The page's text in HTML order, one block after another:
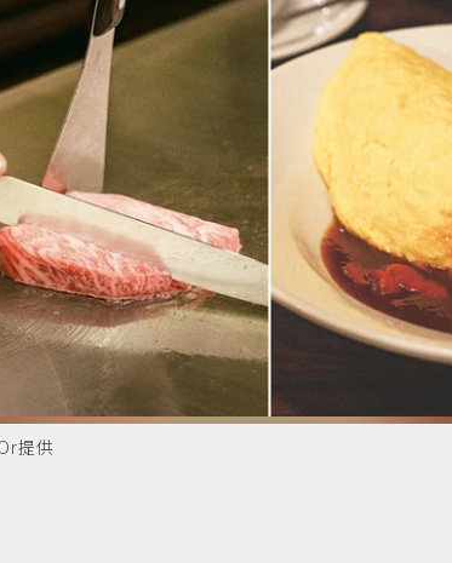
提供